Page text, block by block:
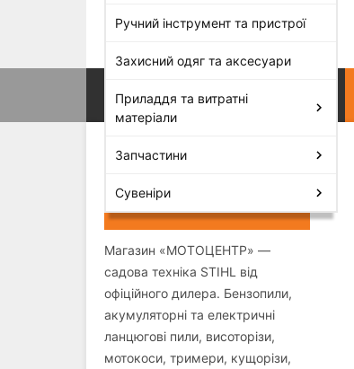
Ручний інструмент та пристрої
Захисний одяг та аксесуари
Приладдя та витратні
матеріали
Запчастини
Сувеніри
Магазин «МОТОЦЕНТР» —
садова техніка STIHL від
офіційного дилера. Бензопили,
акумуляторні та електричні
ланцюгові пили, висоторізи,
мотокоси, тримери, кущорізи,